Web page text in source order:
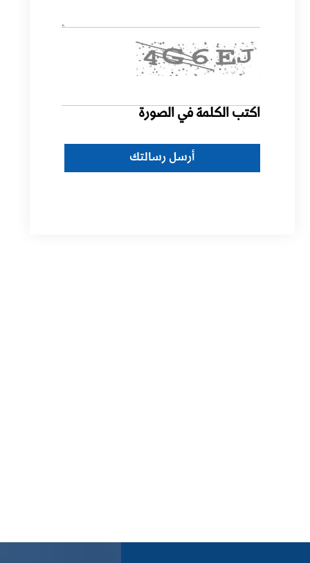
اكتب الكلمة في الصورة